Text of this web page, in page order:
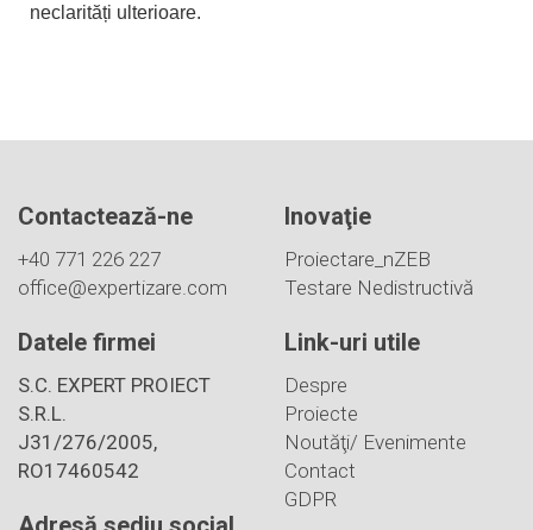
neclarități ulterioare.
Contactează-ne
+40 771 226 227
office@expertizare.com
Datele firmei
S.C. EXPERT PROIECT
S.R.L.
J31/276/2005,
RO17460542
Inovaţie
Proiectare_nZEB
Testare Nedistructivă
Link-uri utile
Despre
Proiecte
Noutăţi/ Evenimente
Contact
GDPR